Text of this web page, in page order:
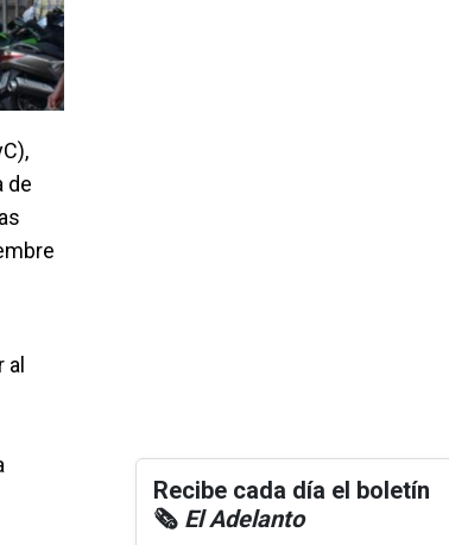
de
Recibe cada día el boletín
🗞️ El Adelanto